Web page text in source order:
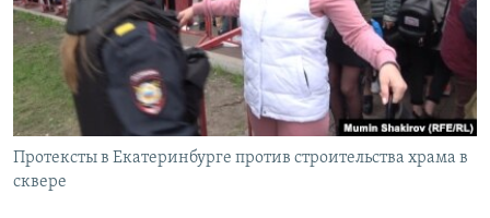
ПРОПАВШИЕ БЕЗ ВЕСТИ
ПОБЕДИТЕЛЕЙ НЕ СУДЯТ?
КРЫМ.НЕПОКОРЕННЫЙ
ELIFBE
УКРАИНСКАЯ ПРОБЛЕМА КРЫМА
ПРИСОЕДИНЯЙТЕСЬ!
Все сайты RFE/RL
Протексты в Екатеринбурге против строительства храма в
сквере